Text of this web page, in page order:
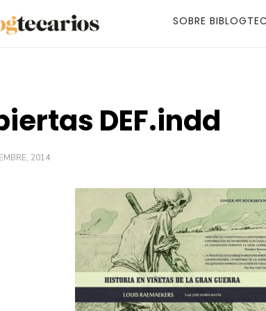
SOBRE
DEF.indd
2014